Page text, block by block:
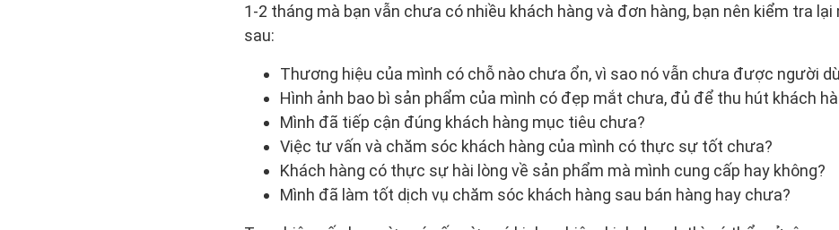
1-2 tháng mà bạn vẫn chưa có nhiều khách hàng và đơn hàng, bạn nên kiểm tra
sau:
Thương hiệu của mình có chỗ nào chưa ổn, vì sao nó vẫn chưa được người
Hình ảnh bao bì sản phẩm của mình có đẹp mắt chưa, đủ để thu hút khách
Mình đã tiếp cận đúng khách hàng mục tiêu chưa?
Việc tư vấn và chăm sóc khách hàng của mình có thực sự tốt chưa?
Khách hàng có thực sự hài lòng về sản phẩm mà mình cung cấp hay không?
Mình đã làm tốt dịch vụ chăm sóc khách hàng sau bán hàng hay chưa?